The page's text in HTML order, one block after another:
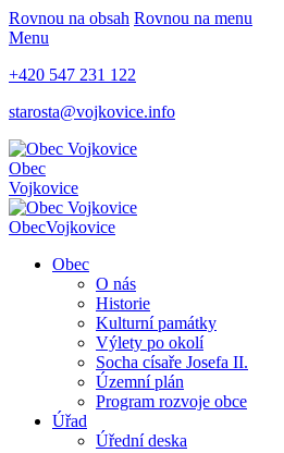
Rovnou na obsah Rovnou na menu
Menu
+420 547 231 122
starosta@vojkovice.info
Obec
Vojkovice
ObecVojkovice
Obec
O nás
Historie
Kulturní památky
Výlety po okolí
Socha císaře Josefa II.
Územní plán
Program rozvoje obce
Úřad
Úřední deska